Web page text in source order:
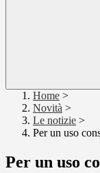
Home >
Novità >
Le notizie >
Per un uso
Per un uso